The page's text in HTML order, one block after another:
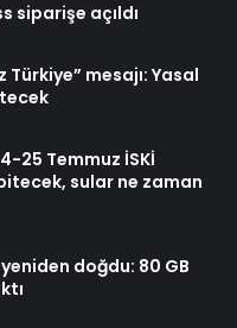
siparişe açıldı
Türkiye” mesajı: Yasal
25 Temmuz İSKİ
sular ne zaman
doğdu: 80 GB